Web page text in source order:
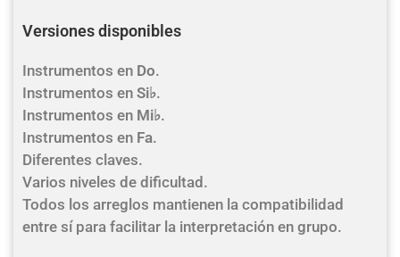
Versiones disponibles
Instrumentos en Do.
Instrumentos en Si♭.
Instrumentos en Mi♭.
Instrumentos en Fa.
Diferentes claves.
Varios niveles de dificultad.
Todos los arreglos mantienen la compatibilidad
entre sí para facilitar la interpretación en grupo.